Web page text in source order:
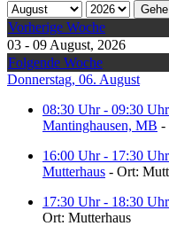
Vorherige Woche
03 - 09 August, 2026
Folgende Woche
Donnerstag, 06. August
08:30 Uhr - 09:30 Uhr
Mantinghausen, MB -
16:00 Uhr - 17:30 Uhr
Mutterhaus - Ort:
17:30 Uhr - 18:30 Uhr
Ort: Mutterhaus